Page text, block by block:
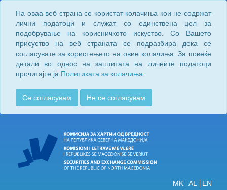
На оваа веб страна се користат колачиња кои не содржат
лични податоци и служат со единствена цел за
подобрување на корисничкото искуство. Со Вашето
присуство на веб страната се подразбира дека се
согласувате за користењето на овие колачиња. За повеќе
детали во однос на заштитата на личните податоци
прочитајте ја Политиката за колачиња.
Се согласувам Не се согласувам
MK AL EN